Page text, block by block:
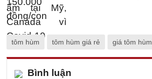
tôm hùm tôm hùm giá rẻ giá tôm hùm
Bình luận